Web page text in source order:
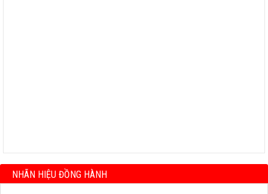
NHÃN HIỆU ĐỒNG HÀNH